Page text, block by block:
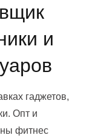
и
гаджетов,
Опт и
фитнес